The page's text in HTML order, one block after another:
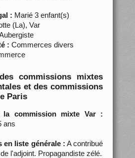
: Marié 3 enfant(s)
(La), Var
: Commerces divers
commissions mixtes
et des commissions
Paris
la commission mixte Var :
ans
en liste générale : A contribué
l'adjoint. Propagandiste zélé.